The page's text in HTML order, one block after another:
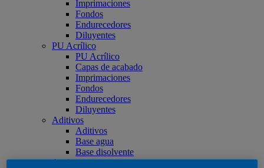
Imprimaciones
Fondos
Endurecedores
Diluyentes
PU Acrílico
PU Acrílico
Capas de acabado
Imprimaciones
Fondos
Endurecedores
Diluyentes
Aditivos
Aditivos
Base agua
Base disolvente
Aceites y ceras